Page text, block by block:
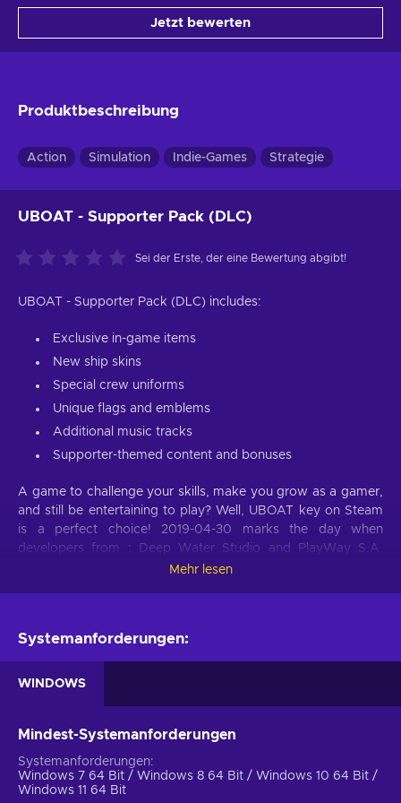
Jetzt bewerten
Produktbeschreibung
Action Simulation Indie-Games Strategie
UBOAT - Supporter Pack (DLC)
Sei der Erste, der eine Bewertung abgibt!
UBOAT - Supporter Pack (DLC) includes:
Exclusive in-game items
New ship skins
Special crew uniforms
Unique flags and emblems
Additional music tracks
Supporter-themed content and bonuses
A game to challenge your skills, make you grow as a gamer,
and still be entertaining to play? Well, UBOAT key on Steam
is a perfect choice! 2019-04-30 marks the day when
developers from : Deep Water Studio and PlayWay S.A.
launched the fruit of their hard work and expanded the
Buy UBOAT Steam key at a cheap price and you will sign up
for uplifting entertainment that leaves deep impressions, and
practices your skills.
games, it’ll get your blood pumping right away. Every second
of the game is presented with a multitude of possibilities and
Mehr lesen
Systemanforderungen:
WINDOWS
Mindest-Systemanforderungen
Systemanforderungen
Windows 7 64 Bit / Windows 8 64 Bit / Windows 10 64 Bit /
Windows 11 64 Bit